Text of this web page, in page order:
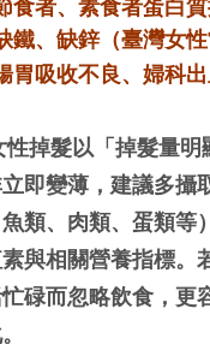
食者、素食者蛋白
鐵、缺鋅（臺灣女性
胃吸收不良、婦科
性掉髮以「掉髮量明
即變薄，建議多攝
魚類、肉類、蛋類等
與相關營養指標。
碌而忽略飲食，更